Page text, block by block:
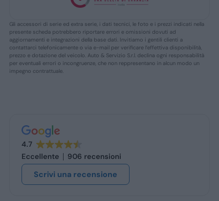
Gli accessori di serie ed extra serie, i dati tecnici, le foto e i prezzi indicati nella
presente scheda potrebbero riportare errori e omissioni dovuti ad
aggiornamenti e integrazioni della base dati. Invitiamo i gentili clienti a
contattarci telefonicamente o via e-mail per verificare l’effettiva disponibilità,
prezzo e dotazione del veicolo. Auto & Servizio S.r.l. declina ogni responsabilità
per eventuali errori o incongruenze, che non reppresentano in alcun modo un
impegno contrattuale.
4.7
Eccellente
906 recensioni
Scrivi una recensione